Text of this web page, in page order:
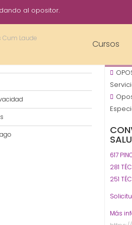
al opositor.
Cursos
15
617
281
251
Más